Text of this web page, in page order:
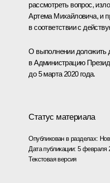
рассмотреть вопрос,
Артема Михайловича, и
в соответствии с
О выполнении доложить
в Администрацию
до 5 марта 2020 года.
Статус материала
Опубликован в разделах:
Дата публикации:5 февраля
Текстовая версия